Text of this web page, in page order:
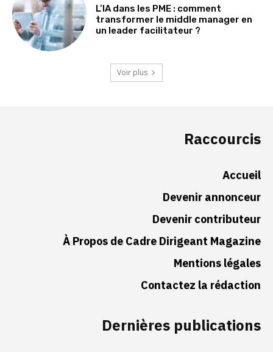
L’IA dans les PME : comment
transformer le middle manager en
un leader facilitateur ?
Voir plus
Raccourcis
Accueil
Devenir annonceur
Devenir contributeur
À Propos de Cadre Dirigeant Magazine
Mentions légales
Contactez la rédaction
Dernières publications